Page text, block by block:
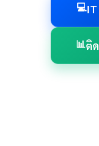
💻IT
📊ติ